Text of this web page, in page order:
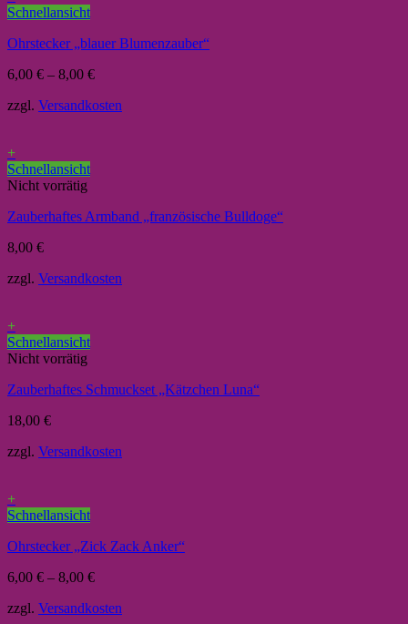
Schnellansicht
Ohrstecker „blauer Blumenzauber“
6,00 € – 8,00 €
zzgl. Versandkosten
+
Schnellansicht
Nicht vorrätig
Zauberhaftes Armband „französische Bulldoge“
8,00 €
zzgl. Versandkosten
+
Schnellansicht
Nicht vorrätig
Zauberhaftes Schmuckset „Kätzchen Luna“
18,00 €
zzgl. Versandkosten
+
Schnellansicht
Ohrstecker „Zick Zack Anker“
6,00 € – 8,00 €
zzgl. Versandkosten